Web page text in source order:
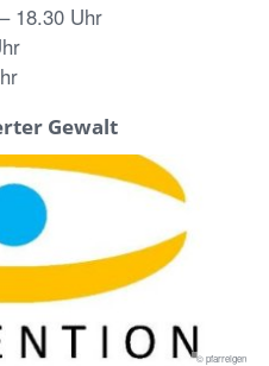
18.30 Uhr
Gewalt
© pfarreigen